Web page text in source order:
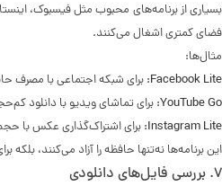
بسیاری از برنامه‌های محبوب مثل فیسبوک،
فضای کمتری اشغال می‌کنند.
مثال‌ها:
Facebook Lite
: برای شبکه اجتماعی با مصرف
YouTube Go
: برای تماشای ویدیو با دانلود
Instagram Lite
: برای اشتراک‌گذاری عکس با
این برنامه‌ها نه‌تنها حافظه را آزاد می‌کنند،
۷. بررسی فایل‌های دانلودی